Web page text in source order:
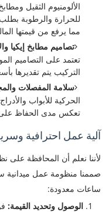
الألومنيوم الثقيل
للحرارة والرطوبة
مما يرفع من قيمتها
تصاميم مطابخ إيكيا
تعتمد على التصاميم
التركيب يتم تقديرها
سلامة المفصلات
الحركية للأبواب
تعكس مدى الحفاظ
​آلية عمل احترافية
​لأننا نعلم أن المحافظة على
صممنا منظومة عمل ميدانية
ساعات معدودة:
الوصول وتحديد القيمة: